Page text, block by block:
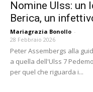
Nomine Ulss: un
Berica, un
Mariagrazia Bonollo -
28 Febbraio 2026
Peter Assembergs alla
a quella dell'Ulss 7
per quel che riguarda i...